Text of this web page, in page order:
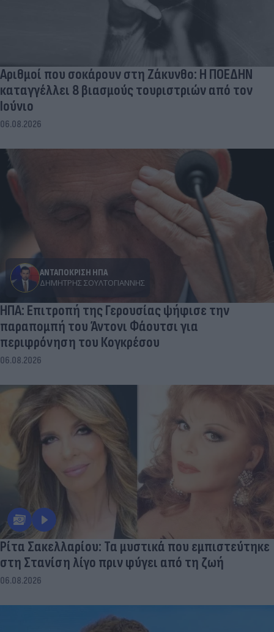
Αριθμοί που σοκάρουν στη Ζάκυνθο: Η ΠΟΕΔΗΝ
καταγγέλλει 8 βιασμούς τουριστριών από τον
Ιούνιο
06.08.2026
ΑΝΤΑΠΟΚΡΙΣΗ ΗΠΑ
ΔΗΜΉΤΡΗΣ ΣΟΥΛΤΟΓΙΆΝΝΗΣ
ΗΠΑ: Επιτροπή της Γερουσίας ψήφισε την
παραπομπή του Άντονι Φάουτσι για
περιφρόνηση του Κογκρέσου
06.08.2026
Ρίτα Σακελλαρίου: Τα μυστικά που εμπιστεύτηκε
στη Στανίση λίγο πριν φύγει από τη ζωή
06.08.2026